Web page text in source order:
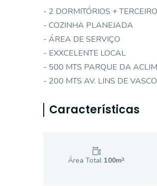
- 2 DORMITÓRIOS +
- COZINHA PLANEJADA
- ÁREA DE SERVIÇO
- EXXCELENTE LOCAL
- 500 MTS PARQUE DA
- 200 MTS AV. LINS DE
Características
Área Total 100m²